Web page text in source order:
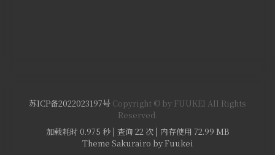
苏ICP备2022023197号 Copyright © by FUUKEI All Rights
Reserved.
加载耗时 0.975 秒 | 查询 22 次 | 内存使用 72.99 MB
Theme Sakurairo by Fuukei